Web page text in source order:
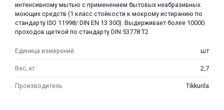
интенсивному мытью с применением бытовых неабразивных
моющих средств (1 класс стойкости к мокрому истиранию по
стандарту ISO 11998/ DIN EN 13 300). Выдерживает более 10000
проходов щеткой по стандарту DIN 53778 T2
Единица измерений шт
Вес, кг 2,7
Производитель Tikkurila